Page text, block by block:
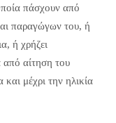
πάσχουν από
παραγώγων του, ή
ή χρήζει
από αίτηση του
μέχρι την ηλικία